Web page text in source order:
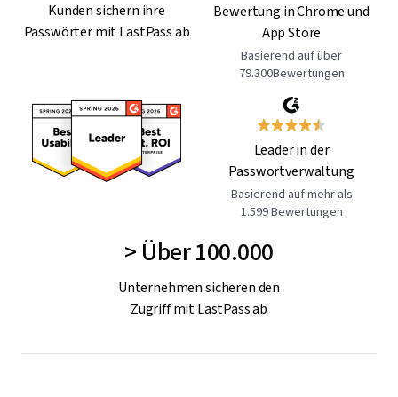
Kunden sichern ihre
Passwörter mit LastPass ab
Bewertung in Chrome und
App Store
Basierend auf über
79.300Bewertungen
Leader in der
Passwortverwaltung
Basierend auf mehr als
1.599 Bewertungen
> Über 100.000
Unternehmen sicheren den
Zugriff mit LastPass ab